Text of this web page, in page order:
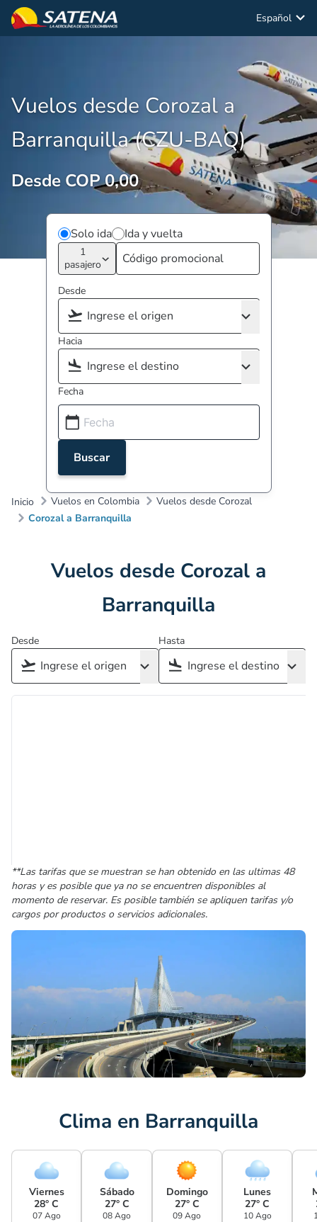
Español
Vuelos desde Corozal a
Barranquilla (CZU-BAQ)
Desde COP 0,00
Solo ida Ida y vuelta
1
pasajero
Desde
Hacia
Fecha
Buscar
Inicio Vuelos en Colombia
Vuelos desde Corozal
Corozal a Barranquilla
Vuelos desde Corozal a
Barranquilla
Desde Hasta
**Las tarifas que se muestran se han obtenido en las ultimas 48
horas y es posible que ya no se encuentren disponibles al
momento de reservar. Es posible también se apliquen tarifas y/o
cargos por productos o servicios adicionales.
Clima en Barranquilla
Viernes
28° C
07 Ago
Sábado
27° C
08 Ago
Domingo
27° C
09 Ago
Lunes
27° C
10 Ago